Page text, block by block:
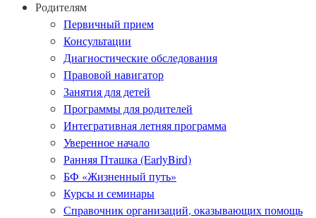
Родителям
Первичный прием
Консультации
Диагностические обследования
Правовой навигатор
Занятия для детей
Программы для родителей
Интегративная летняя программа
Уверенное начало
Ранняя Пташка (EarlyBird)
БФ «Жизненный путь»
Курсы и семинары
Справочник организаций, оказывающих помощь